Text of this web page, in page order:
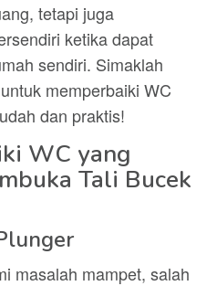
tetapi juga
ketika dapat
sendiri. Simaklah
memperbaiki WC
dan praktis!
WC yang
Tali Bucek
masalah mampet, salah